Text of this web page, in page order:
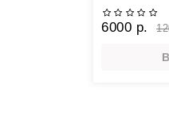
6000 р.